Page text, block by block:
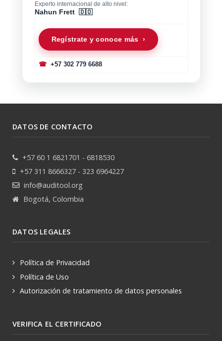
Experto internacional de alto nivel:
Nahun Frett 🇩🇴
Regístrate y conoce más ›
☎+57 302 779 6688
DATOS DE CONTACTO
+57 60 1 6821701 - 6818530
+57 311 8666327 - 323 6964227
info@auditool.org
Bogotá, Colombia
DATOS LEGALES
Política de Privacidad
Política de Uso
Autorización de tratamiento de datos personales
VERIFICA EL CERTIFICADO